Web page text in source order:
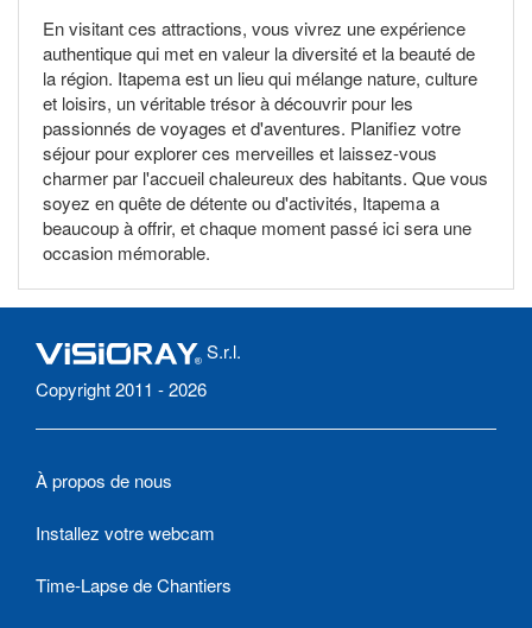
En visitant ces attractions, vous vivrez une expérience
authentique qui met en valeur la diversité et la beauté de
la région. Itapema est un lieu qui mélange nature, culture
et loisirs, un véritable trésor à découvrir pour les
passionnés de voyages et d'aventures. Planifiez votre
séjour pour explorer ces merveilles et laissez-vous
charmer par l'accueil chaleureux des habitants. Que vous
soyez en quête de détente ou d'activités, Itapema a
beaucoup à offrir, et chaque moment passé ici sera une
occasion mémorable.
S.r.l.
Copyright 2011 - 2026
À propos de nous
Installez votre webcam
Time-Lapse de Chantiers